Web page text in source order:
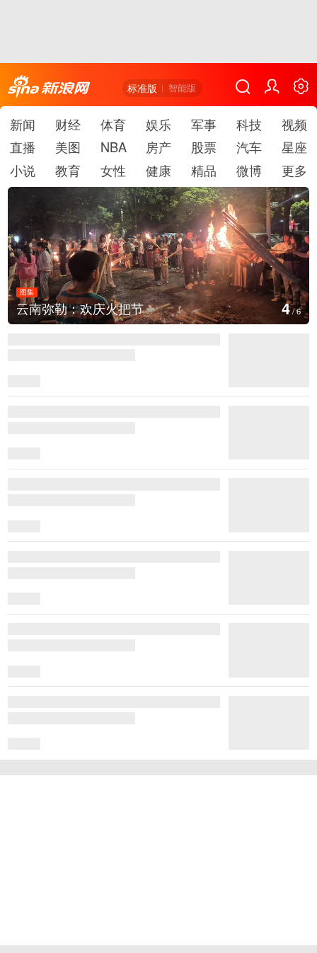
标准版 智能版
新闻 财经 体育 娱乐 军事 科技
视频
直播
美图 NBA 房产 股票 汽车
星座
小说
教育 女性 健康 精品 微博 更多
图集
云南弥勒：欢庆火把节 4/6